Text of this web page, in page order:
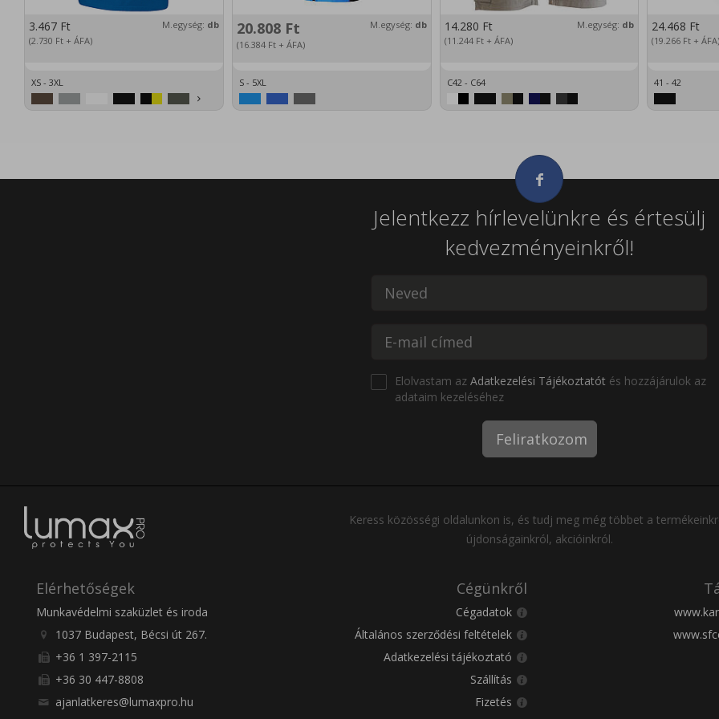
3.467 Ft
(2.730 Ft + ÁFA)
M.egység: db
XS - 3XL
20.808 Ft
(16.384 Ft+ ÁFA)
M.egység: db
S - 5XL
14.280 Ft
(11.244 Ft+ ÁFA)
M.egység: db
C42 - C64
24.468 Ft
(19.266 Ft + ÁFA)
41 - 42
Jelentkezz hírlevelünkre és értesülj
kedvezményeinkről!
Elolvastam az Adatkezelési Tájékoztatót és hozzájárulok az
adataim kezeléséhez
Feliratkozom
Keress közösségi oldalunkon is, és tudj meg még többet a
újdonságainkról, akcióinkról.
Elérhetőségek
Munkavédelmi szaküzlet és iroda
1037 Budapest, Bécsi út 267.
+36 1 397-2115
+36 30 447-8808
ajanlatkeres@lumaxpro.hu
Cégünkről
Cégadatok
Általános szerződési feltételek
Adatkezelési tájékoztató
Szállítás
Fizetés